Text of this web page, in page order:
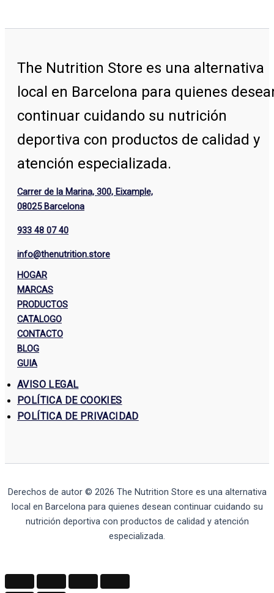
The Nutrition Store es una alternativa
local en Barcelona para quienes
continuar cuidando su nutrición
deportiva con productos de calidad y
atención especializada.
Carrer de la Marina, 300, Eixample,
08025 Barcelona
933 48 07 40
info@thenutrition.store
HOGAR
MARCAS
PRODUCTOS
CATALOGO
CONTACTO
BLOG
GUIA
AVISO LEGAL
POLÍTICA DE COOKIES
POLÍTICA DE PRIVACIDAD
Derechos de autor © 2026 The Nutrition Store es una alternativa
local en Barcelona para quienes desean continuar cuidando su
nutrición deportiva con productos de calidad y atención
especializada.